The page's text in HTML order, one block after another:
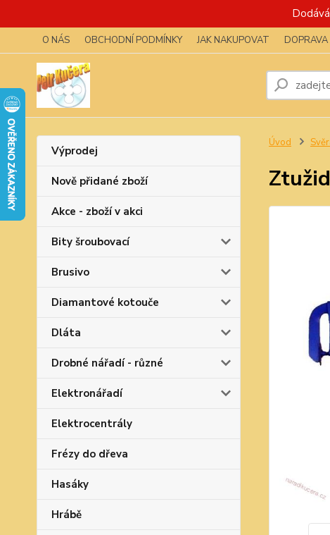
O NÁS OBCHODNÍ PODMÍNKY JAK NAKUPOVAT
Výprodej
Nově přidané zboží
Akce - zboží v akci
Bity šroubovací
Brusivo
Diamantové kotouče
Dláta
Drobné nářadí - různé
Elektronářadí
Elektrocentrály
Frézy do dřeva
Hasáky
Hrábě
Úvod